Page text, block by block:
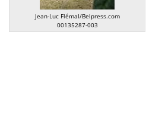
Jean-Luc Flémal/Belpress.com
00135287-003